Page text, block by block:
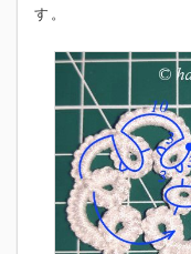
す。